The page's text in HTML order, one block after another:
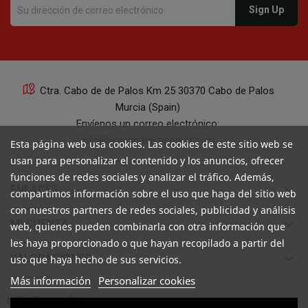
Ctra. Cabo de de Palos Km 25 30370 Cabo de Palos
Murcia (Spain)
Envíenos un correo electrónico:
info@yourspanishcorner.com
+34 647 29 98 21 de 9 a 14:30
ENLACES keyboard_arrow_down
MI CUENTA keyboard_arrow_down
VALORACIONES
INFORMACIÓN 
Esta página web usa cookies. Las cookies de este sitio web se
usan para personalizar el contenido y los anuncios, ofrecer
funciones de redes sociales y analizar el tráfico. Además,
compartimos información sobre el uso que haga del sitio web
con nuestros partners de redes sociales, publicidad y análisis
web, quienes pueden combinarla con otra información que
les haya proporcionado o que hayan recopilado a partir del
uso que haya hecho de sus servicios.
Más información Personalizar cookies